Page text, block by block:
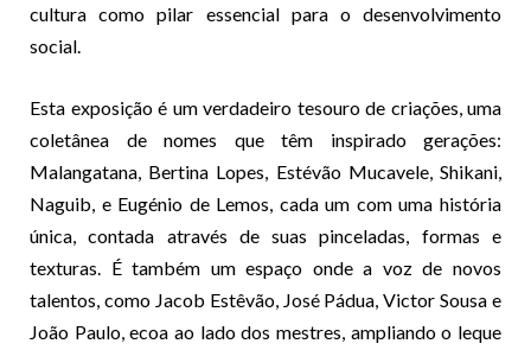
cultura como pilar essencial para o desenvolvimento
social.
Esta exposição é um verdadeiro tesouro de criações, uma
coletânea de nomes que têm inspirado gerações:
Malangatana, Bertina Lopes, Estévão Mucavele, Shikani,
Naguib, e Eugénio de Lemos, cada um com uma história
única, contada através de suas pinceladas, formas e
texturas. É também um espaço onde a voz de novos
talentos, como Jacob Estêvão, José Pádua, Victor Sousa e
João Paulo, ecoa ao lado dos mestres, ampliando o leque